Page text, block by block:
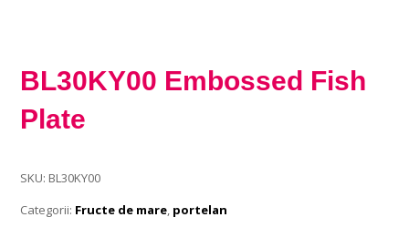
BL30KY00 Embossed Fish
Plate
SKU: BL30KY00
Categorii: Fructe de mare, portelan